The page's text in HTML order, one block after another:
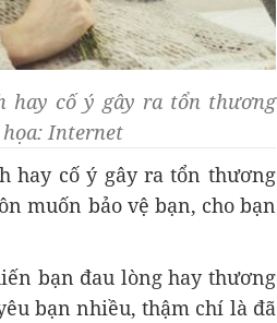
hay cố ý gây ra tổn thương
Internet
hay cố ý gây ra tổn thương
muốn bảo vệ bạn, cho bạn
bạn đau lòng hay thương
bạn nhiều, thậm chí là đã